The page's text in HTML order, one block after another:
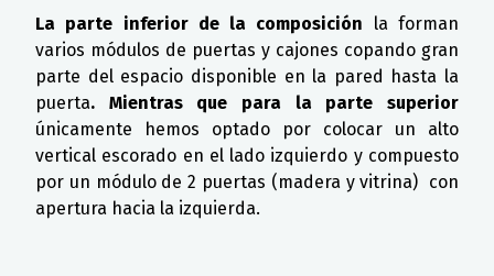
La parte inferior de la composición la forman
varios módulos de puertas y cajones copando gran
parte del espacio disponible en la pared hasta la
puerta. Mientras que para la parte superior
únicamente hemos optado por colocar un alto
vertical escorado en el lado izquierdo y compuesto
por un módulo de 2 puertas (madera y vitrina) con
apertura hacia la izquierda.